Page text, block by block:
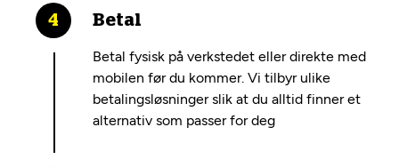
Betal
Betal fysisk på verkstedet eller direkte med
mobilen før du kommer. Vi tilbyr ulike
betalingsløsninger slik at du alltid finner et
alternativ som passer for deg